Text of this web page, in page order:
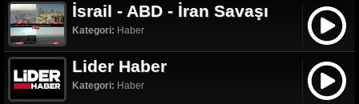
İsrail - ABD - İran Savaşı
Kategori: Haber
Lider Haber
Kategori: Haber